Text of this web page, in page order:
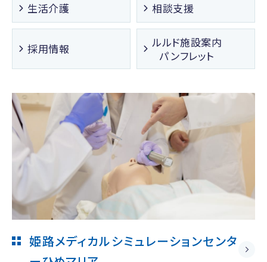
生活介護 相談支援
採用情報
ルルド施設案内
パンフレット
姫路メディカルシミュレーションセンタ